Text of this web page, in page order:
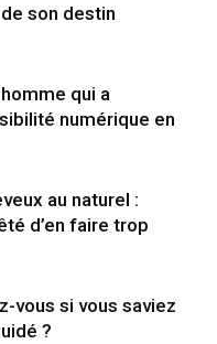
son destin
qui a
numérique en
au naturel :
d’en faire trop
vous si vous saviez
?